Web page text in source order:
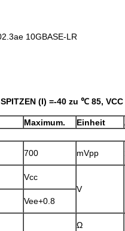
10GBASE-LR
(I) =-40 zu ℃ 85, VCC
Maximum. Einheit
700 mVpp
Vcc
V
Vee+0.8
Ω